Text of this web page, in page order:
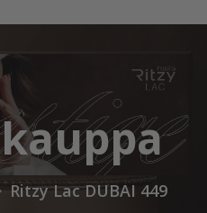
Ritzy Lac DUBAI 449